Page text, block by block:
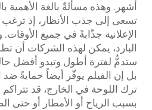
أشهر. وهذه مسألةٌ بالغة الأهمية
تسعى إلى جذب الأنظار، إذ ترغب
الإعلانية جذّابةً في جميع
البارد، يمكن لهذه الشركات أن
ستدمُّ لفترة أطول وتبدو أفضل
بل إن الفيلم يوفّر أيضاً حمايةً
ترك اللوحة في الخارج، قد تتراكم
بسبب الرياح أو الأمطار أو حتى